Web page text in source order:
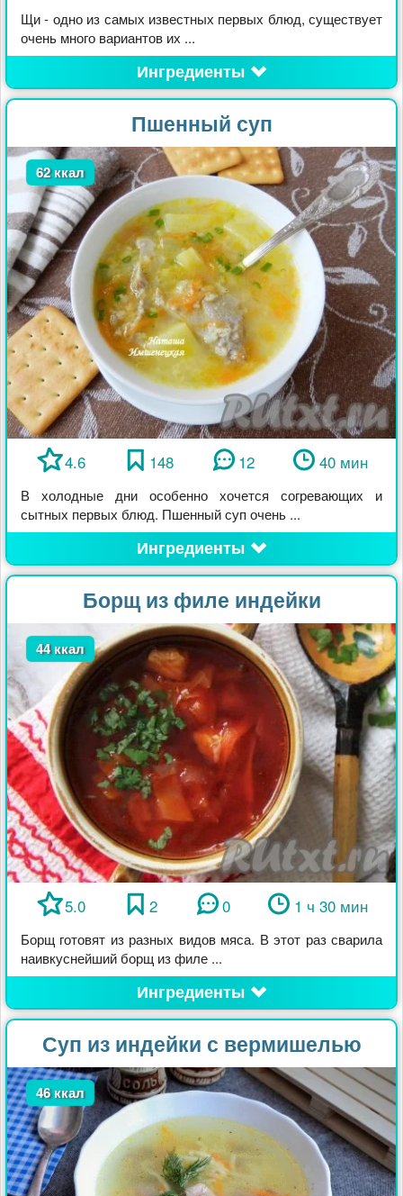
Щи - одно из самых известных первых блюд, существует
очень много вариантов их ...
Ингредиенты
Пшенный суп
62 ккал
4.6 148 12 40 мин
В холодные дни особенно хочется согревающих и
сытных первых блюд. Пшенный суп очень ...
Ингредиенты
Борщ из филе индейки
44 ккал
5.0 2 0 1 ч 30 мин
Борщ готовят из разных видов мяса. В этот раз сварила
наивкуснейший борщ из филе ...
Ингредиенты
Суп из индейки с вермишелью
46 ккал